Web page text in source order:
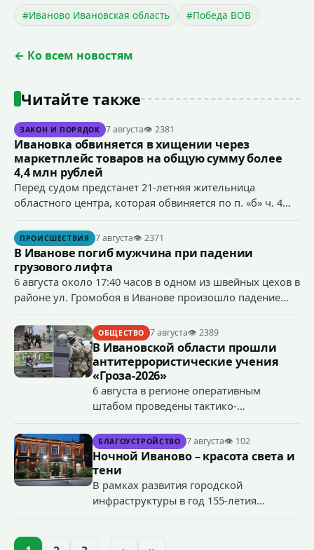
#Иваново Ивановская область #Победа ВОВ
← Ко всем новостям
Читайте также
ЗАКОН И ПОРЯДОК 7 августа👁 2381
Ивановка обвиняется в хищении через
маркетплейс товаров на общую сумму более
4,4 млн рублей
Перед судом предстанет 21-летняя жительница
областного центра, которая обвиняется по п. «б» ч. 4
сумму более 4,4 млн рублей через маркетплейс.
ПРОИСШЕСТВИЯ 7 августа👁 2371
В Иванове погиб мужчина при падении
грузового лифта
6 августа около 17:40 часов в одном из швейных цехов в
районе ул. Громобоя в Иванове произошло падение
ОБЩЕСТВО 7 августа👁 2389
В Ивановской области прошли
антитеррористические учения
«Гроза-2026»
6 августа в регионе оперативным
штабом проведены тактико-
террористического акта на объекте
органов государственной власти.
«Гроза-2026».
БЛАГОУСТРОЙСТВО 7 августа👁 102
Ночной Иваново – красота света и
тени
В рамках развития городской
инфраструктуры в год 155-летия
проекта подсветки исторических